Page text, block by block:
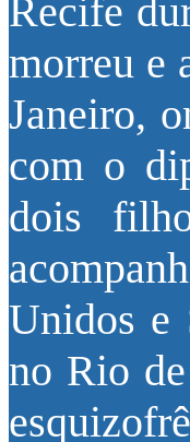
Recife
morreu e
Janeiro,
com o
dois
Unidos e
no Rio